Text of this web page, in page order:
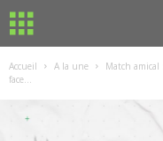
Accueil A la une
Match amical
face...